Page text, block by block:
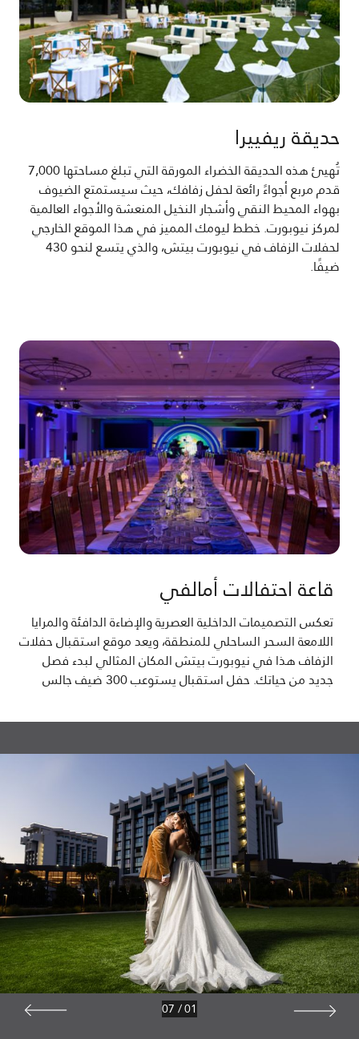
حديقة ريفييرا
تُهيئ هذه الحديقة الخضراء المورقة التي تبلغ مساحتها 7,000
قدم مربع أجواءً رائعة لحفل زفافك، حيث سيستمتع الضيوف
بهواء المحيط النقي وأشجار النخيل المنعشة والأجواء العالمية
لمركز نيوبورت. خطط ليومك المميز في هذا الموقع الخارجي
لحفلات الزفاف في نيوبورت بيتش، والذي يتسع لنحو 430
ضيفًا.
قاعة احتفالات أمالفي
تعكس التصميمات الداخلية العصرية والإضاءة الدافئة والمرايا
اللامعة السحر الساحلي للمنطقة، ويعد موقع استقبال حفلات
الزفاف هذا في نيوبورت بيتش المكان المثالي لبدء فصل
جديد من حياتك. حفل استقبال يستوعب 300 ضيف جالس
01
/
07